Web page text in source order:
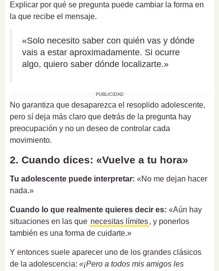
Explicar por qué se pregunta puede cambiar la forma en
la que recibe el mensaje.
«Solo necesito saber con quién vas y dónde
vais a estar aproximadamente. Si ocurre
algo, quiero saber dónde localizarte.»
PUBLICIDAD
No garantiza que desaparezca el resoplido adolescente,
pero sí deja más claro que detrás de la pregunta hay
preocupación y no un deseo de controlar cada
movimiento.
2. Cuando dices: «Vuelve a tu hora»
Tu adolescente puede interpretar: «No me dejan hacer
nada.»
Cuando lo que realmente quieres decir es: «Aún hay
situaciones en las que necesitas límites, y ponerlos
también es una forma de cuidarte.»
Y entonces suele aparecer uno de los grandes clásicos
de la adolescencia: «¡Pero a todos mis amigos les